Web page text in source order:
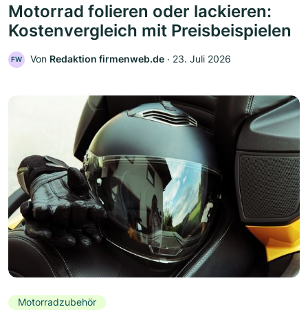
Motorrad folieren oder lackieren:
Kostenvergleich mit Preisbeispielen
FW Von Redaktion firmenweb.de ‧ 23. Juli 2026
Motorradzubehör